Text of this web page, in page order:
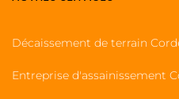
Décaissement de terrain
Entreprise d'assainissement